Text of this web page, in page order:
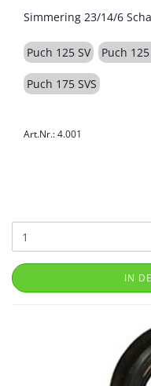
Simmering 23/14/6
Puch 125 SV Puch 125
Puch 175 SVS
Art.Nr.: 4.001
IN